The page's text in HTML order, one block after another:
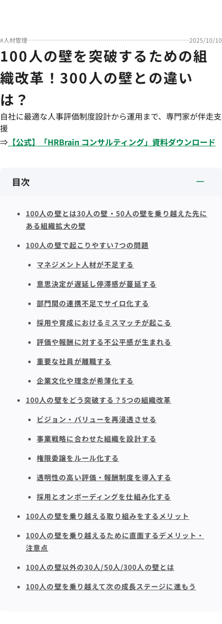
#人材管理 2025/10/10
100人の壁を突破するための組
織改革！300人の壁との違い
は？
自社に最適な人事評価制度設計から運用まで、専門家が伴走支
援
⇒ 【公式】「HRBrain コンサルティング」資料ダウンロード
目次
100人の壁とは30人の壁・50人の壁を乗り越えた先に
ある組織拡大の壁
100人の壁で起こりやすい7つの問題
マネジメント人材が不足する
意思決定が遅延し停滞感が蔓延する
部門間の連携不足でサイロ化する
採用や育成におけるミスマッチが起こる
評価や報酬に対する不公平感が生まれる
重要な社員が離職する
企業文化や理念が希薄化する
100人の壁をどう突破する？5つの組織改革
ビジョン・バリューを再浸透させる
事業戦略に合わせた組織を設計する
権限委譲をルール化する
透明性の高い評価・報酬制度を導入する
採用とオンボーディングを仕組み化する
100人の壁を乗り越える取り組みをするメリット
100人の壁を乗り越えるために直面するデメリット・
注意点
100人の壁以外の30人/50人/300人の壁とは
100人の壁を乗り越えて次の成長ステージに進もう